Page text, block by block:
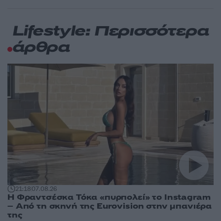
Lifestyle: Περισσότερα
άρθρα
21:1807.08.26
Η Φραντσέσκα Τόκα «πυρπολεί» το Instagram
– Από τη σκηνή της Eurovision στην μπανιέρα
της